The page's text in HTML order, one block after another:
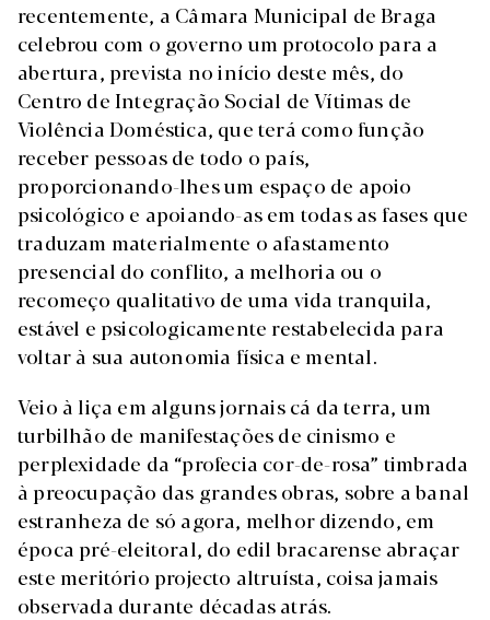
recentemente, a Câmara Municipal de Braga
celebrou com o governo um protocolo para a
abertura, prevista no início deste mês, do
Centro de Integração Social de Vítimas de
Violência Doméstica, que terá como função
receber pessoas de todo o país,
proporcionando-lhes um espaço de apoio
psicológico e apoiando-as em todas as fases que
traduzam materialmente o afastamento
presencial do conflito, a melhoria ou o
recomeço qualitativo de uma vida tranquila,
estável e psicologicamente restabelecida para
voltar à sua autonomia física e mental.
Veio à liça em alguns jornais cá da terra, um
turbilhão de manifestações de cinismo e
perplexidade da “profecia cor-de-rosa” timbrada
à preocupação das grandes obras, sobre a banal
estranheza de só agora, melhor dizendo, em
época pré-eleitoral, do edil bracarense abraçar
este meritório projecto altruísta, coisa jamais
observada durante décadas atrás.